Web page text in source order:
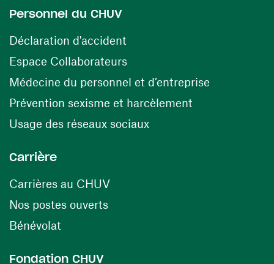
Personnel du CHUV
Déclaration d'accident
Espace Collaborateurs(ouvre une nouvelle fenêtre)
Médecine du personnel et d’entreprise
Prévention sexisme et harcèlement
Usage des réseaux sociaux(ouvre une nouvelle
Carrière
Carrières au CHUV(ouvre une nouvelle fenêtre)
Nos postes ouverts(ouvre une nouvelle fenêtre)
Bénévolat
Fondation CHUV